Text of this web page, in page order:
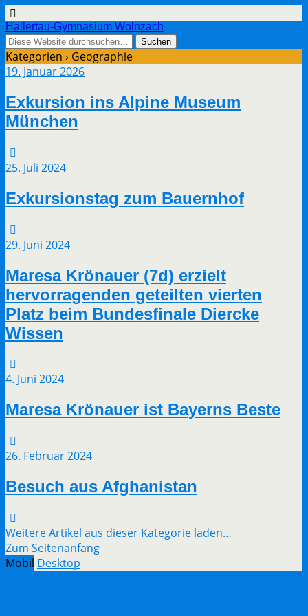
Hallertau-Gymnasium Wolnzach
Kategorien › Geographie
19. Januar 2026
Exkursion ins Alpine Museum
München
25. Juli 2024
Exkursionstag zum Bauernhof
29. Juni 2024
Maresa Krönauer (7d) erzielt
hervorragenden geteilten vierten
Platz beim Bundesfinale Diercke
Wissen
4. Juni 2024
Maresa Krönauer ist Bayerns Beste
26. Februar 2024
Besuch aus Afghanistan
Weitere Artikel aus dieser Kategorie laden…
Zum Seitenanfang
Mobil Desktop